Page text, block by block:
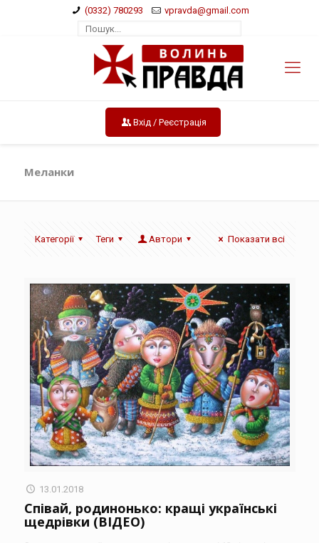
(0332) 780293 vpravda@gmail.com
Вхід / Реєстрація
Меланки
Категорії Теги Автори Показати всі
13.01.2018
Співай, родинонько: кращі українські
щедрівки (ВІДЕО)